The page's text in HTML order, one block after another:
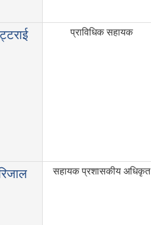
प्राविधिक सहायक
सहायक प्रशासकीय अधिकृत